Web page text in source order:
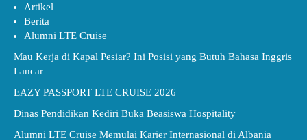
Artikel
Berita
Alumni LTE Cruise
Mau Kerja di Kapal Pesiar? Ini Posisi yang Butuh Bahasa Inggris
Lancar
EAZY PASSPORT LTE CRUISE 2026
Dinas Pendidikan Kediri Buka Beasiswa Hospitality
Alumni LTE Cruise Memulai Karier Internasional di Albania